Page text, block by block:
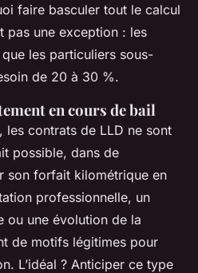
faire basculer tout le calcul
pas une exception : les
les particuliers sous-
de 20 à 30 %.
en cours de bail
contrats de LLD ne sont
possible, dans de
son forfait kilométrique en
professionnelle, un
ou une évolution de la
de motifs légitimes pour
L’idéal ? Anticiper ce type